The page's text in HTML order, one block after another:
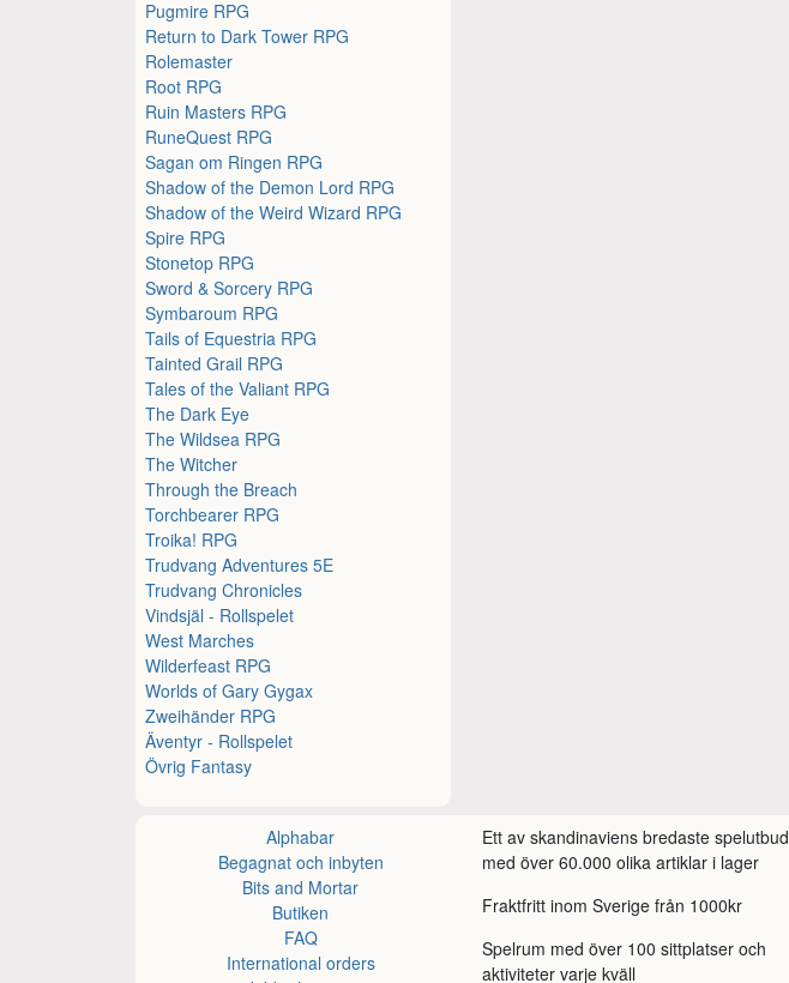
Pugmire RPG
Return to Dark Tower RPG
Rolemaster
Root RPG
Ruin Masters RPG
RuneQuest RPG
Sagan om Ringen RPG
Shadow of the Demon Lord RPG
Shadow of the Weird Wizard RPG
Spire RPG
Stonetop RPG
Sword & Sorcery RPG
Symbaroum RPG
Tails of Equestria RPG
Tainted Grail RPG
Tales of the Valiant RPG
The Dark Eye
The Wildsea RPG
The Witcher
Through the Breach
Torchbearer RPG
Troika! RPG
Trudvang Adventures 5E
Trudvang Chronicles
Vindsjäl - Rollspelet
West Marches
Wilderfeast RPG
Worlds of Gary Gygax
Zweihänder RPG
Äventyr - Rollspelet
Övrig Fantasy
Alphabar
Begagnat och inbyten
Bits and Mortar
Butiken
FAQ
International orders
Ett av skandinaviens bredaste spelutbud
med över 60.000 olika artiklar i lager
Fraktfritt inom Sverige från 1000kr
Spelrum med över 100 sittplatser och
aktiviteter varje kväll